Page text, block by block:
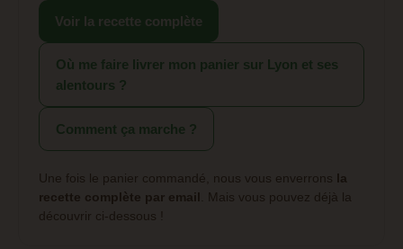
Voir la recette complète
Où me faire livrer mon panier sur Lyon et ses
alentours ?
Comment ça marche ?
Une fois le panier commandé, nous vous enverrons la
recette complète par email . Mais vous pouvez déjà la
découvrir ci-dessous !